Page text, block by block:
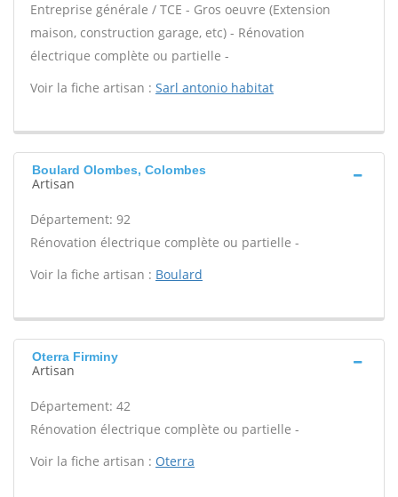
Entreprise générale / TCE - Gros oeuvre (Extension
maison, construction garage, etc) - Rénovation
électrique complète ou partielle -
Voir la fiche artisan : Sarl antonio habitat
Boulard Olombes, Colombes
Artisan
Département: 92
Rénovation électrique complète ou partielle -
Voir la fiche artisan : Boulard
Oterra Firminy
Artisan
Département: 42
Rénovation électrique complète ou partielle -
Voir la fiche artisan : Oterra